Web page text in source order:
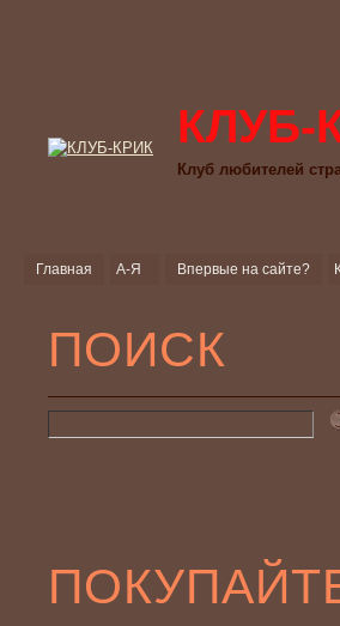
КЛУБ-
Клуб любителей
Главная А-Я Впервые на сайте?
ПОИСК